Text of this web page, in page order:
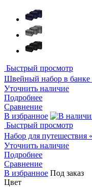
Быстрый просмотр
Швейный набор в банке
Уточнить наличие
Подробнее
Сравнение
В избранное
Быстрый просмотр
Набор для путешествия
Уточнить наличие
Подробнее
Сравнение
В избранное Под заказ
Цвет